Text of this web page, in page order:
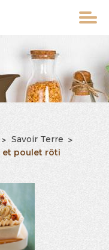
Savoir Terre
et poulet rôti